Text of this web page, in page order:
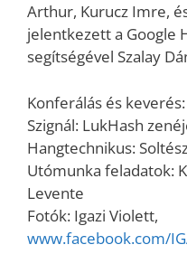
Arthur, Kurucz Imre,
jelentkezett a Google
segítségével Szalay
Konferálás és
Szignál: LukHash
Hangtechnikus:
Utómunka feladatok:
Levente
Fotók: Igazi Violett,
www.facebook.com/